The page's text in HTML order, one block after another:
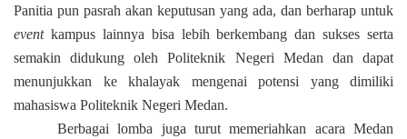
Panitia pun pasrah akan keputusan yang ada, dan berharap untuk
event kampus lainnya bisa lebih berkembang dan sukses serta
semakin didukung oleh Politeknik Negeri Medan dan dapat
menunjukkan ke khalayak mengenai potensi yang dimiliki
mahasiswa Politeknik Negeri Medan.
Berbagai lomba juga turut memeriahkan acara Medan